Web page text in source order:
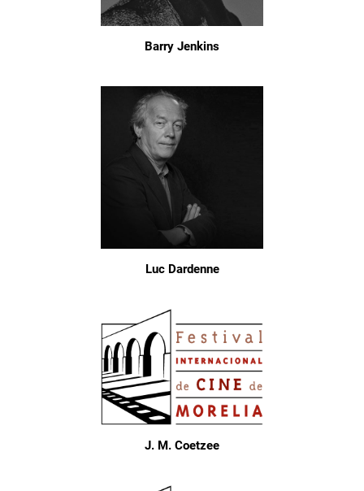
Barry Jenkins
Luc Dardenne
J. M. Coetzee